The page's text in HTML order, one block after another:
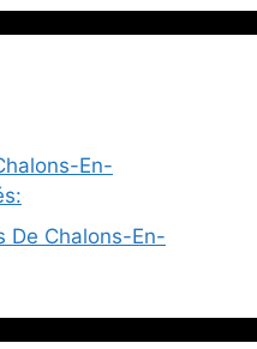
En-
De Chalons-En-